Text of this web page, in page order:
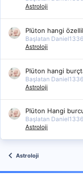
Astroloji
Plüton hangi
Başlatan Daniel1336
Astroloji
Plüton hangi
Başlatan Daniel1336
Astroloji
Plüton Hangi
Başlatan Daniel1336
Astroloji
Astroloji